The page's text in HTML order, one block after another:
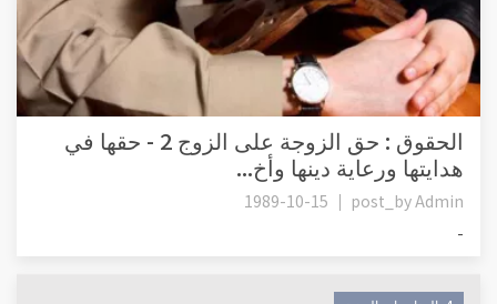
الحقوق : حق الزوجة على الزوج 2 - حقها في
هدايتها ورعاية دينها وأخ...
post_byAdmin
1989-10-15
-